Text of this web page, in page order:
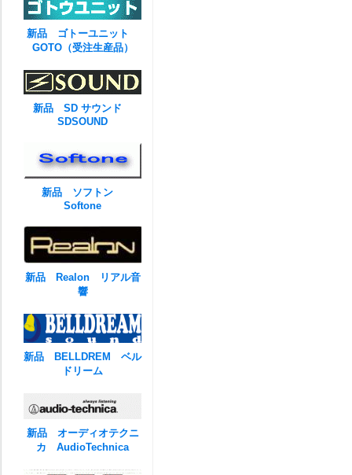
新品 ゴトーユニット
GOTO（受注生産品）
新品 SD サウンド
SDSOUND
新品 ソフトン
Softone
新品 Realon リアル音
響
新品 BELLDREM ベル
ドリーム
新品 オーディオテクニ
カ AudioTechnica